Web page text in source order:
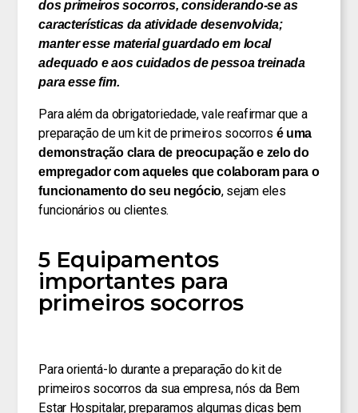
dos primeiros socorros, considerando-se as
características da atividade desenvolvida;
manter esse material guardado em local
adequado e aos cuidados de pessoa treinada
para esse fim.
Para além da obrigatoriedade, vale reafirmar que a
preparação de um kit de primeiros socorros é uma
demonstração clara de preocupação e zelo do
empregador com aqueles que colaboram para o
funcionamento do seu negócio, sejam eles
funcionários ou clientes.
5 Equipamentos
importantes para
primeiros socorros
Para orientá-lo durante a preparação do kit de
primeiros socorros da sua empresa, nós da Bem
Estar Hospitalar, preparamos algumas dicas bem